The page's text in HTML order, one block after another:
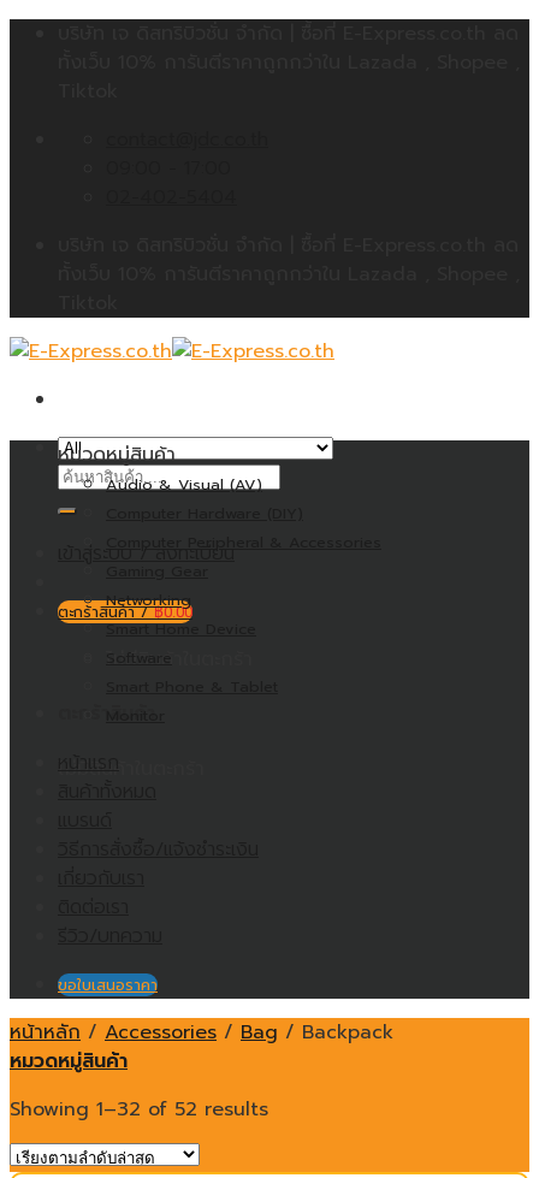
ค้นหา:
ตะกร้าสินค้า /฿0.00
ไม่มีสินค้าในตะกร้า
หมวดหมู่สินค้า
Audio & Visual (AV)
Networking
Smart Home Device
Software
ขอใบเสนอราคา
หน้าหลัก / Accessories / Bag / Backpack
หมวดหมู่สินค้า
Showing 1–32 of 52 results